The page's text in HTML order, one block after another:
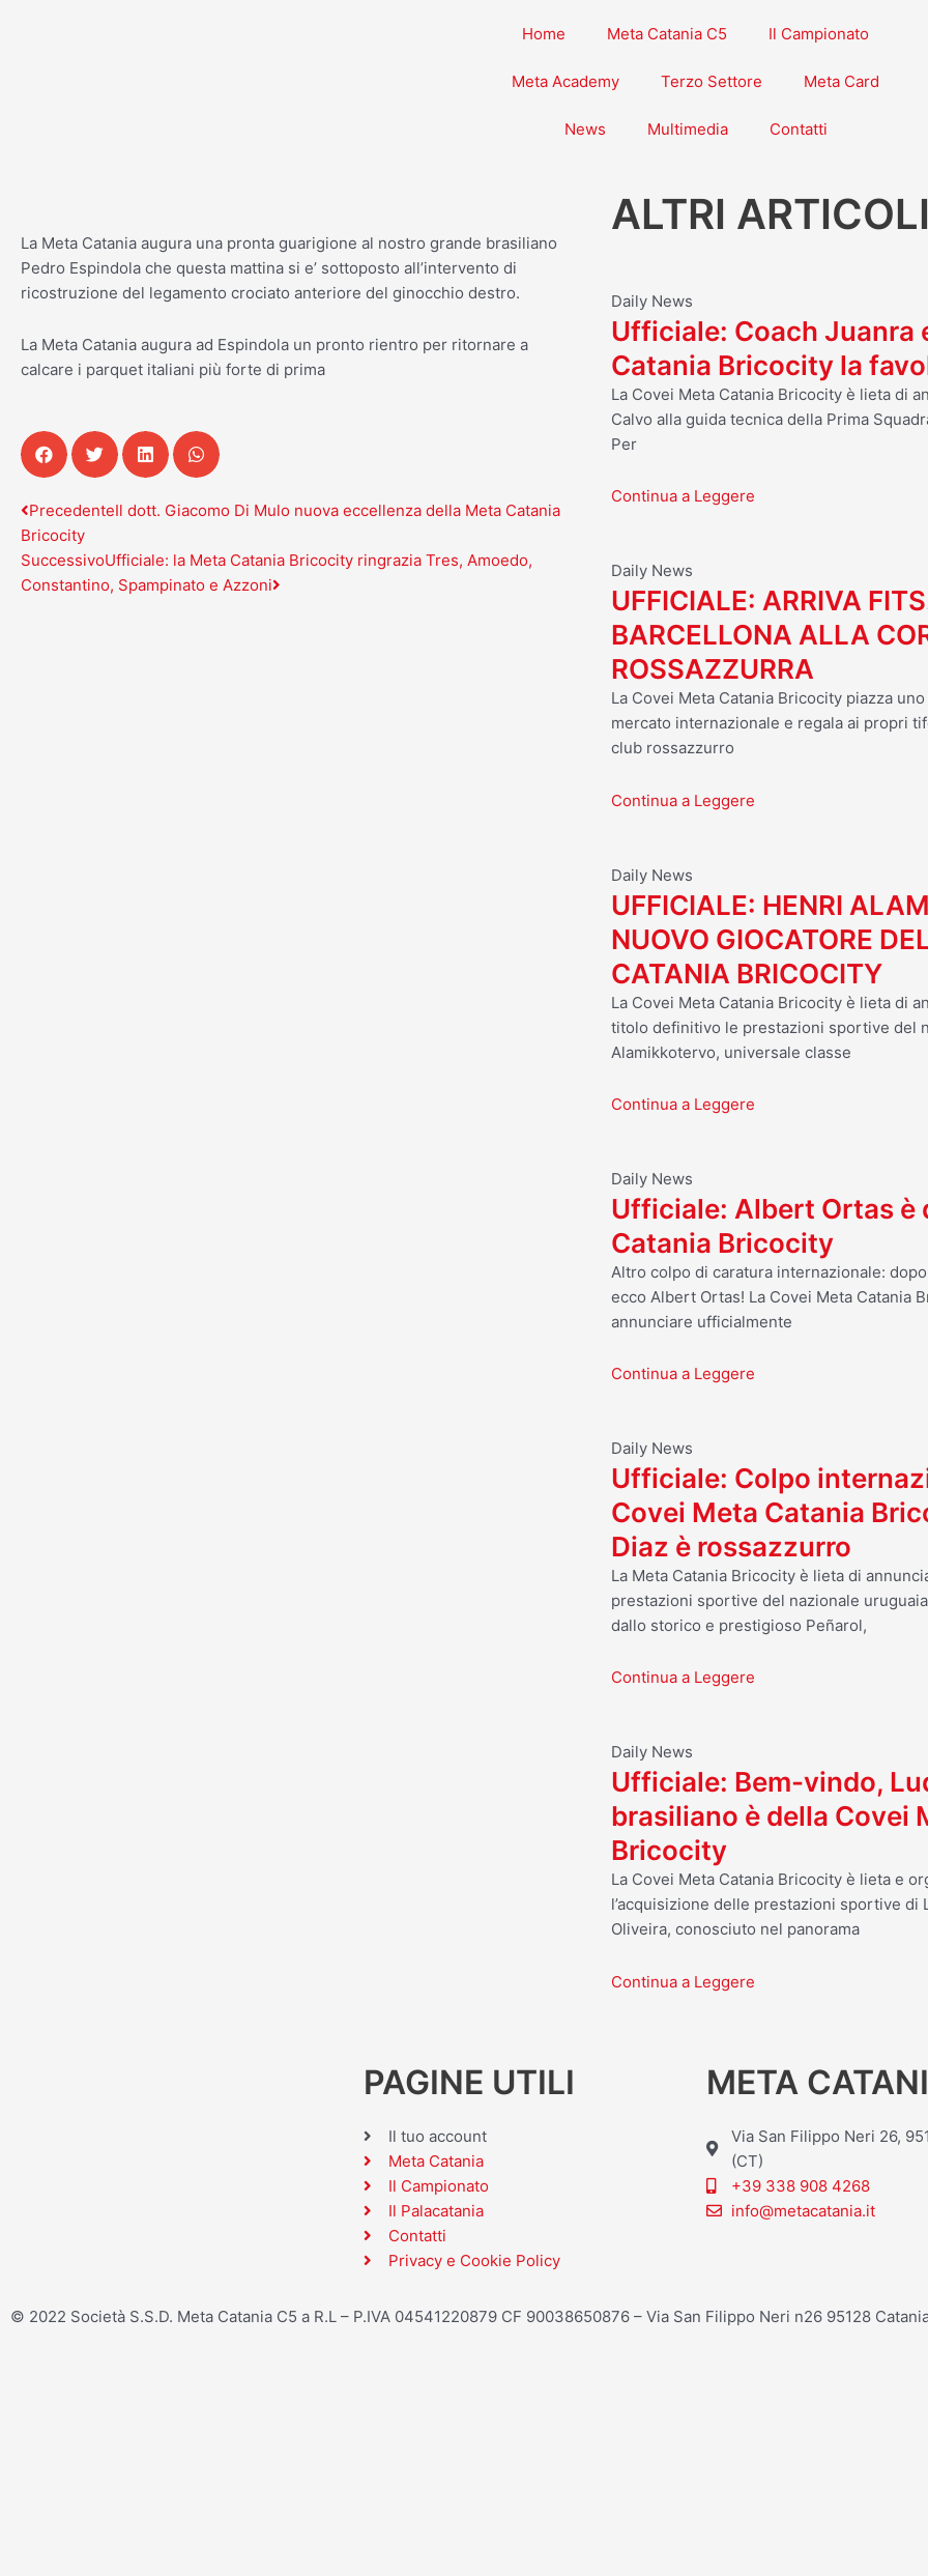
Home Meta Catania C5 Il Campionato
Meta Academy Terzo Settore Meta Card
News Multimedia Contatti
La Meta Catania augura una pronta guarigione al nostro grande brasiliano
Pedro Espindola che questa mattina si e’ sottoposto all’intervento di
ricostruzione del legamento crociato anteriore del ginocchio destro.
La Meta Catania augura ad Espindola un pronto rientro per ritornare a
calcare i parquet italiani più forte di prima
Precedente
PrecedenteIl dott. Giacomo Di Mulo nuova eccellenza della Meta Catania
Bricocity
SuccessivoUfficiale: la Meta Catania Bricocity ringrazia Tres, Amoedo,
Constantino, Spampinato e Azzoni
Successivo
ALTRI ARTICOLI
Daily News
Ufficiale: Coach Juanra
Catania Bricocity la
La Covei Meta Catania Bricocity è lieta di
Calvo alla guida tecnica della Prima
Per
Continua a Leggere
Daily News
UFFICIALE: ARRIVA
BARCELLONA ALLA
ROSSAZZURRA
La Covei Meta Catania Bricocity piazza
mercato internazionale e regala ai propri
club rossazzurro
Continua a Leggere
Daily News
UFFICIALE: HENRI
NUOVO GIOCATORE
CATANIA BRICOCITY
La Covei Meta Catania Bricocity è lieta di
titolo definitivo le prestazioni sportive del
Alamikkotervo, universale classe
Continua a Leggere
Daily News
Ufficiale: Albert Ortas è
Catania Bricocity
Altro colpo di caratura internazionale:
ecco Albert Ortas! La Covei Meta Catania
annunciare ufficialmente
Continua a Leggere
Daily News
Ufficiale: Colpo
Covei Meta Catania
Diaz è rossazzurro
La Meta Catania Bricocity è lieta di
prestazioni sportive del nazionale
dallo storico e prestigioso Peñarol,
Continua a Leggere
Daily News
Ufficiale: Bem-vindo,
brasiliano è della Covei
Bricocity
La Covei Meta Catania Bricocity è lieta e
l’acquisizione delle prestazioni sportive di
Oliveira, conosciuto nel panorama
Continua a Leggere
PAGINE UTILI
Il tuo account
Meta Catania
Il Campionato
Il Palacatania
Contatti
Privacy e Cookie Policy
META
Via San Filippo Neri 26,
(CT)
+39 338 908 4268
info@metacatania.it
© 2022 Società S.S.D. Meta Catania C5 a R.L – P.IVA 04541220879 CF 90038650876 – Via San Filippo Neri n26 95128